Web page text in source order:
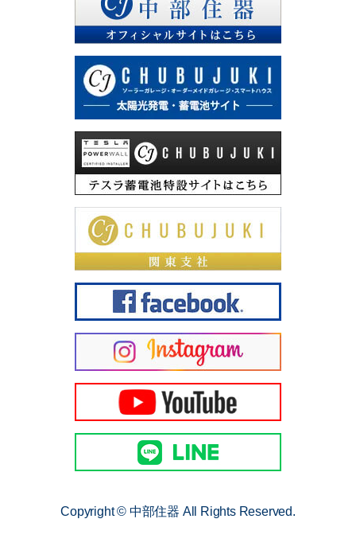
Copyright © 中部住器 All Rights Reserved.